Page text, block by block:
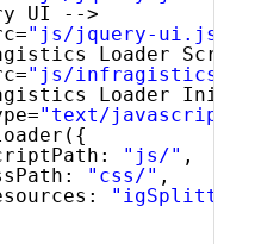
UI -->
"js/jquery-ui.js"
Loader Script
"js/
Loader
"text/javascript"
"js/" ,
"css/" ,
"igSplitter"